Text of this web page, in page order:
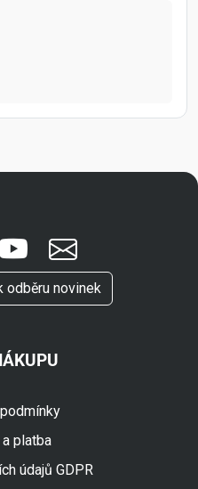
s.r.o. - Kontaktní údaje
odběru novinek
platba
údajů GDPR